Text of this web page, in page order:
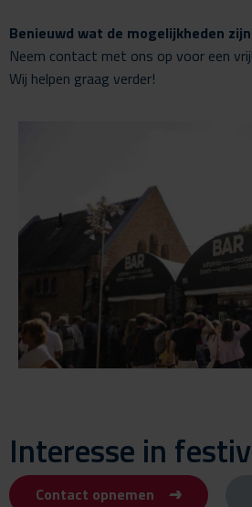
Benieuwd wat de mogelijkheden
Neem contact met ons op voor een
Wij helpen graag verder!
Interesse in
Contact opnemen